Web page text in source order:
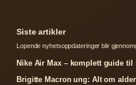
Siste artikler
Lopende nyhetsoppdateringer blir
Nike Air Max – komplett guide
Brigitte Macron ung: Alt om